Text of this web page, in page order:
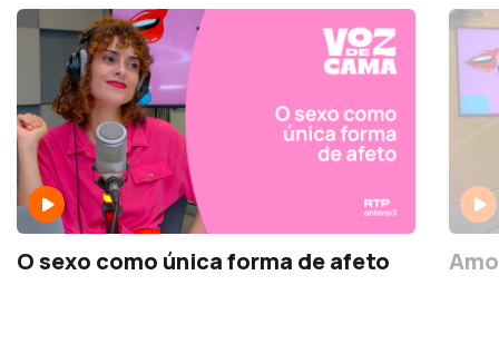
O sexo como única forma de afeto